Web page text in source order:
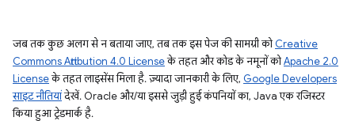
जब तक कुछ अलग से न बताया जाए, तब तक इस पेज की सामग्री कोCreative
Commons Attribution 4.0 Licenseके तहत और कोड के नमूनों कोApache 2.0
Licenseके तहत लाइसेंस मिला है. ज़्यादा जानकारी के लिए, Google Developers
साइट नीतियांदेखें. Oracle और/या इससे जुड़ी हुई कंपनियों का, Java एक रजिस्टर
किया हुआ ट्रेडमार्क है.